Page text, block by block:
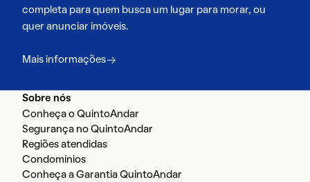
Sobre nós
Conheça o QuintoAndar
Segurança no QuintoAndar
Regiões atendidas
Condomínios
Conheça a Garantia QuintoAndar
completa para quem busca um lugar para morar, ou
quer anunciar imóveis.
Mais informações